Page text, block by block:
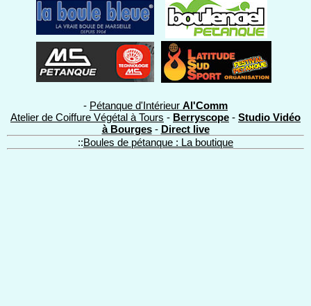
- Pétanque d'Intérieur Al'Comm
Atelier de Coiffure Végétal à Tours - Berryscope - Studio Vidéo
à Bourges- Direct live
::Boules de pétanque : La boutique